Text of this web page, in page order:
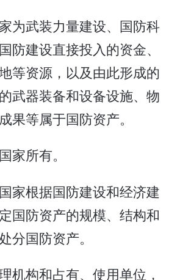
为武装力量建设、国防科
防建设直接投入的资金、
等资源，以及由此形成的
武器装备和设备设施、物
果等属于国防资产。
家所有。
家根据国防建设和经济建
国防资产的规模、结构和
分国防资产。
机构和占有、使用单位，